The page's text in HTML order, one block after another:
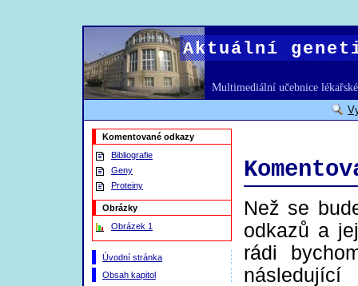
Aktuální
Multimediální učebnice
Komentované odkazy
Bibliografie
Geny
Proteiny
Obrázky
Obrázek 1
Úvodní stránka
Obsah kapitol
Než se
odkazů a
rádi